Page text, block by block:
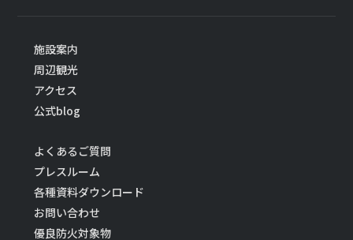
施設案内
周辺観光
アクセス
公式blog
よくあるご質問
プレスルーム
各種資料ダウンロード
お問い合わせ
優良防火対象物